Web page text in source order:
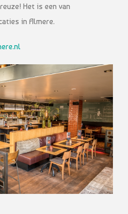
Het is een van
in Almere.